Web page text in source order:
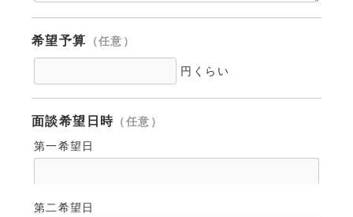
希望予算 （任意）
円くらい
面談希望日時 （任意）
第一希望日
第二希望日